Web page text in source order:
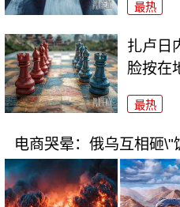
最热
扎卢日
脸按在
最热
电商哭晕：俄乌互相砸